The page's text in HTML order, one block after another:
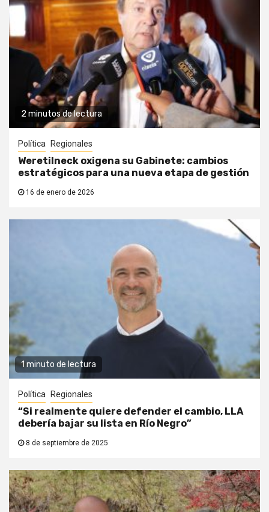
2 minutos de lectura
Política Regionales
Weretilneck oxigena su Gabinete: cambios
estratégicos para una nueva etapa de gestión
16 de enero de 2026
1 minuto de lectura
Política Regionales
“Si realmente quiere defender el cambio, LLA
debería bajar su lista en Río Negro”
8 de septiembre de 2025